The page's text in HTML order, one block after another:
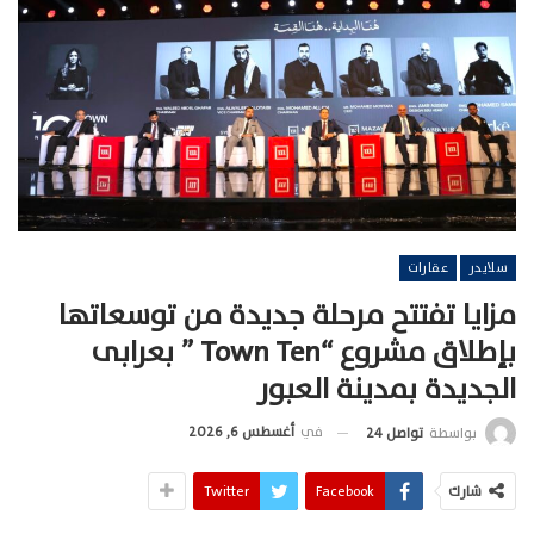
سلايدر عقارات
مزايا تفتتح مرحلة جديدة من توسعاتها
بإطلاق مشروع “Town Ten ” بعرابى
الجديدة بمدينة العبور
بواسطة تواصل 24 في أغسطس 6, 2026
شارك Facebook
Twitter